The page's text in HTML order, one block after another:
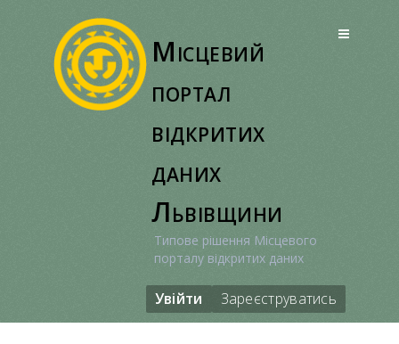
Місцевий
портал
відкритих
даних
Львівщини
Типове рішення Місцевого
порталу відкритих даних
Увійти Зареєструватись